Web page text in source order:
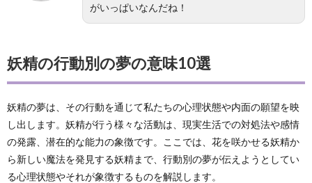
がいっぱいなんだね！
妖精の行動別の夢の意味10選
妖精の夢は、その行動を通じて私たちの心理状態や内面の願望を映
し出します。妖精が行う様々な活動は、現実生活での対処法や感情
の発露、潜在的な能力の象徴です。ここでは、花を咲かせる妖精か
ら新しい魔法を発見する妖精まで、行動別の夢が伝えようとしてい
る心理状態やそれが象徴するものを解説します。